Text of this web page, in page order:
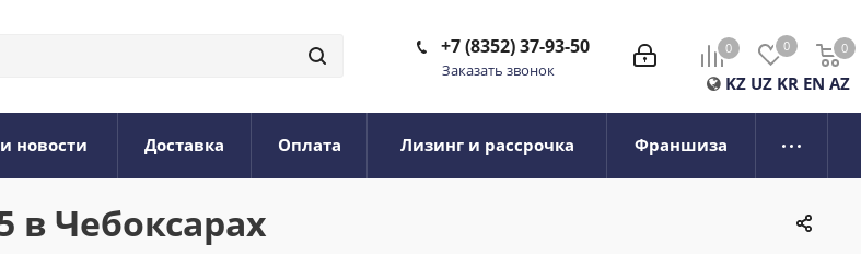
0 0 0
0
KZ UZ KR EN AZ
+7 (8352) 37-93-50
Заказать звонок
новости Доставка Оплата Лизинг и рассрочка Франшиза
в Чебоксарах